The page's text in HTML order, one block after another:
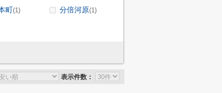
町(1) 分倍河原(1)
表示件数：